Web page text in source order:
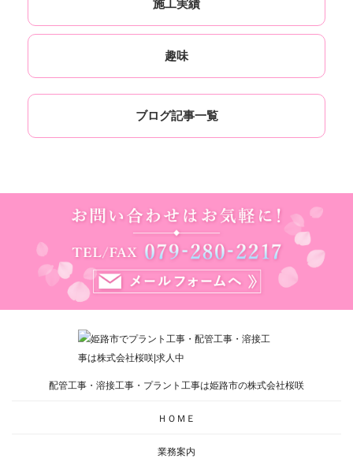
施工実績
趣味
ブログ記事一覧
配管工事・溶接工事・プラント工事は姫路市の株式会社桜咲
ＨＯＭＥ
業務案内